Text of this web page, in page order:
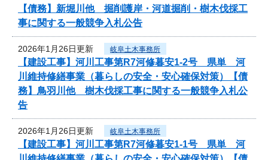
【債務】新堀川他 掘削護岸・河道掘削・樹木伐採工
事に関する一般競争入札公告
2026年1月26日更新 岐阜土木事務所
【建設工事】河川工事第R7河修暮安1-2号 県単 河
川維持修繕事業（暮らしの安全・安心確保対策）【債
務】鳥羽川他 樹木伐採工事に関する一般競争入札公
告
2026年1月26日更新 岐阜土木事務所
【建設工事】河川工事第R7河修暮安1-1号 県単 河